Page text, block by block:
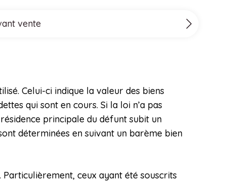
vente
Celui-ci indique la valeur des biens
qui sont en cours. Si la loi n’a pas
principale du défunt subit un
déterminées en suivant un barème bien
ceux ayant été souscrits